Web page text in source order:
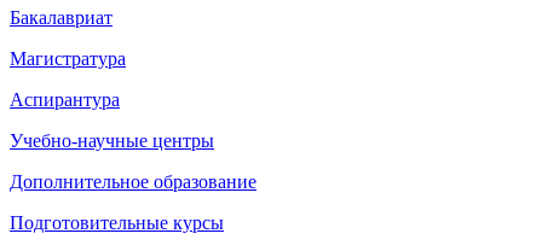
Бакалавриат
Магистратура
Аспирантура
Учебно-научные центры
Дополнительное образование
Подготовительные курсы